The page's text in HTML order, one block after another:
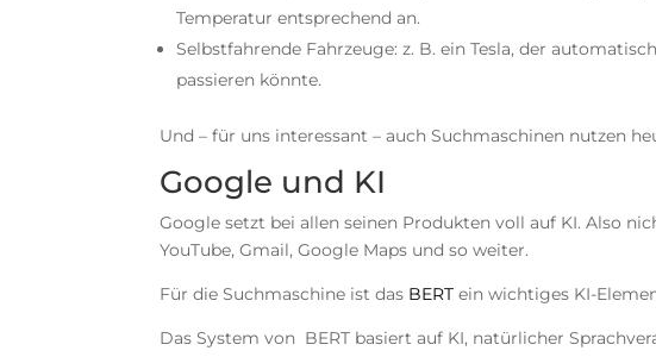
Temperatur entsprechend an.
Selbstfahrende Fahrzeuge: z. B. ein Tesla, der
passieren könnte.
Und – für uns interessant – auch Suchmaschinen nutzen
Google und KI
Google setzt bei allen seinen Produkten voll auf KI. Also
YouTube, Gmail, Google Maps und so weiter.
Für die Suchmaschine ist das BERT ein wichtiges KI-
Das System von BERT basiert auf KI, natürlicher